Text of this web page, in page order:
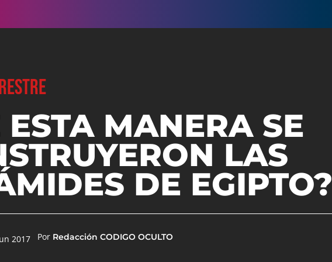
ESTA MANERA SE
LAS
DE EGIPTO?
2017 Por Redacción CODIGO OCULTO